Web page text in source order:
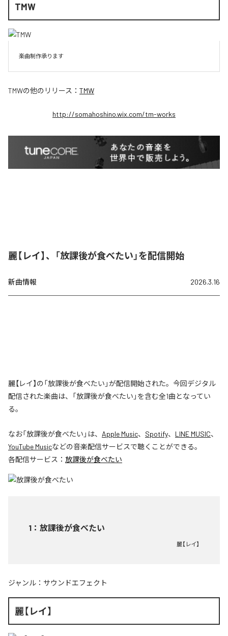
TMW
楽曲制作承ります
TMWの他のリリース： TMW
http://somahoshino.wix.com/tm-works
麗【レイ】、「放課後が食べたい」を配信開始
新曲情報 2026.3.16
麗【レイ】の「放課後が食べたい」が配信開始された。今回デジタル
配信された楽曲は、「放課後が食べたい」を含む全1曲となってい
る。
なお「放課後が食べたい 」は、 Apple Music、 Spotify、 LINE MUSIC、
YouTube Musicなどの音楽配信サービスで聴くことができる。
各配信サービス： 放課後が食べたい
1 ： 放課後が食べたい
麗【レイ】
ジャンル： サウンドエフェクト
麗【レイ】